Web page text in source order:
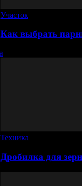
Участок
Как выбрать
Техника
Дробилка для